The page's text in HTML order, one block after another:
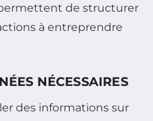
de structurer
à entreprendre
NÉCESSAIRES
des informations sur